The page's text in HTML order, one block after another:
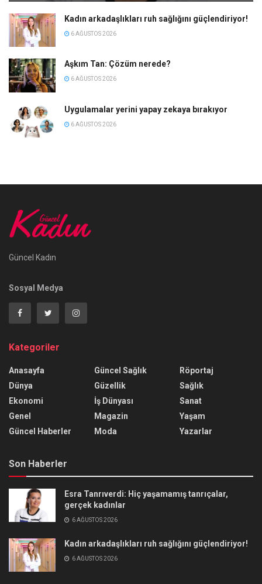
Kadın arkadaşlıkları ruh sağlığını güçlendiriyor!
6 AĞUSTOS 2026
Aşkım Tan: Çözüm nerede?
6 AĞUSTOS 2026
Uygulamalar yerini yapay zekaya bırakıyor
6 AĞUSTOS 2026
Güncel Kadın
Sosyal Medya
Kategoriler
Anasayfa
Dünya
Ekonomi
Genel
Güncel Haberler
Güncel Sağlık
Güzellik
İş Dünyası
Magazin
Moda
Röportaj
Sağlık
Sanat
Yaşam
Yazarlar
Son Haberler
Esra Tanrıverdi: Hiç yaşamamış tanrıçalar,
gerçek kadınlar
6 AĞUSTOS 2026
Kadın arkadaşlıkları ruh sağlığını güçlendiriyor!
6 AĞUSTOS 2026